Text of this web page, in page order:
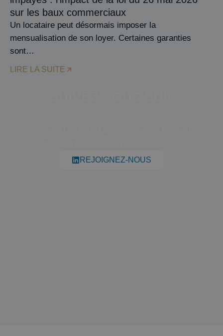
sur les baux commerciaux
Un locataire peut désormais imposer la
mensualisation de son loyer. Certaines garanties
sont…
LIRE LA SUITE
REJOIGNEZ-NOUS